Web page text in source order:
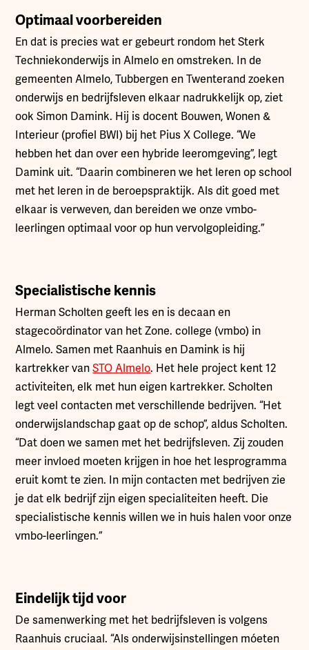
Optimaal voorbereiden
En dat is precies wat er gebeurt rondom het Sterk
Techniekonderwijs in Almelo en omstreken. In de
gemeenten Almelo, Tubbergen en Twenterand zoeken
onderwijs en bedrijfsleven elkaar nadrukkelijk op, ziet
ook Simon Damink. Hij is docent Bouwen, Wonen &
Interieur (profiel BWI) bij het Pius X College. “We
hebben het dan over een hybride leeromgeving”, legt
Damink uit. “Daarin combineren we het leren op school
met het leren in de beroepspraktijk. Als dit goed met
elkaar is verweven, dan bereiden we onze vmbo-
leerlingen optimaal voor op hun vervolgopleiding.”
Specialistische kennis
Herman Scholten geeft les en is decaan en
stagecoördinator van het Zone. college (vmbo) in
Almelo. Samen met Raanhuis en Damink is hij
kartrekker vanSTO Almelo. Het hele project kent 12
activiteiten, elk met hun eigen kartrekker. Scholten
legt veel contacten met verschillende bedrijven. “Het
onderwijslandschap gaat op de schop”, aldus Scholten.
“Dat doen we samen met het bedrijfsleven. Zij zouden
meer invloed moeten krijgen in hoe het lesprogramma
eruit komt te zien. In mijn contacten met bedrijven zie
je dat elk bedrijf zijn eigen specialiteiten heeft. Die
specialistische kennis willen we in huis halen voor onze
vmbo-leerlingen.”
Eindelijk tijd voor
De samenwerking met het bedrijfsleven is volgens
Raanhuis cruciaal. “Als onderwijsinstellingen móeten